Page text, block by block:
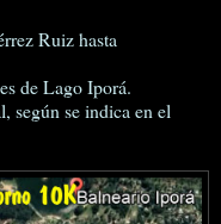
Ruiz hasta
de Lago Iporá.
según se indica en el